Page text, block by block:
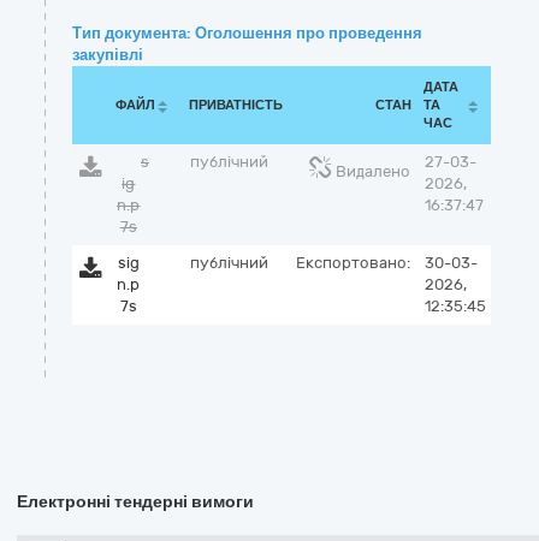
Тип документа: Оголошення про проведення
закупівлі
ФАЙЛ ПРИВАТНІСТЬ СТАН
ДАТА
ТА
ЧАС
s
ig
n.p
7s
публічний
Видалено
27-03-
2026,
16:37:47
sig
n.p
7s
публічний Експортовано:
30-03-
2026,
12:35:45
Електронні тендерні вимоги